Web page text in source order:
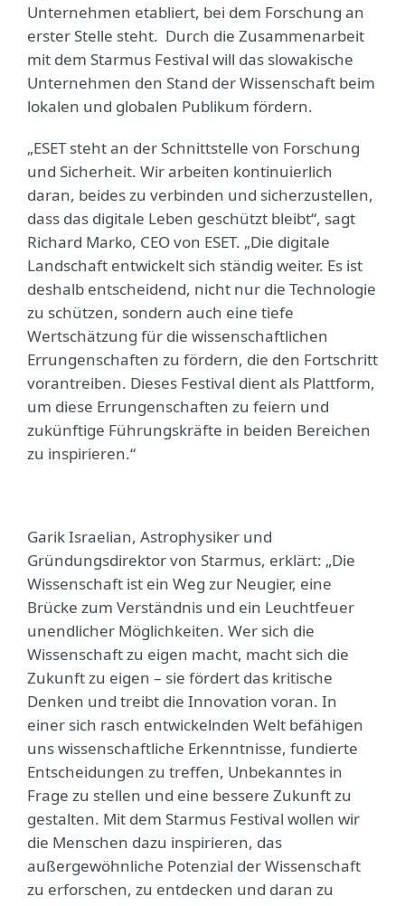
Unternehmen etabliert, bei dem Forschung an
erster Stelle steht. Durch die Zusammenarbeit
mit dem Starmus Festival will das slowakische
Unternehmen den Stand der Wissenschaft beim
lokalen und globalen Publikum fördern.
„ESET steht an der Schnittstelle von Forschung
und Sicherheit. Wir arbeiten kontinuierlich
daran, beides zu verbinden und sicherzustellen,
dass das digitale Leben geschützt bleibt“, sagt
Richard Marko, CEO von ESET. „Die digitale
Landschaft entwickelt sich ständig weiter. Es ist
deshalb entscheidend, nicht nur die Technologie
zu schützen, sondern auch eine tiefe
Wertschätzung für die wissenschaftlichen
Errungenschaften zu fördern, die den Fortschritt
vorantreiben. Dieses Festival dient als Plattform,
um diese Errungenschaften zu feiern und
zukünftige Führungskräfte in beiden Bereichen
zu inspirieren.“
Garik Israelian, Astrophysiker und
Gründungsdirektor von Starmus, erklärt: „Die
Wissenschaft ist ein Weg zur Neugier, eine
Brücke zum Verständnis und ein Leuchtfeuer
unendlicher Möglichkeiten. Wer sich die
Wissenschaft zu eigen macht, macht sich die
Zukunft zu eigen – sie fördert das kritische
Denken und treibt die Innovation voran. In
einer sich rasch entwickelnden Welt befähigen
uns wissenschaftliche Erkenntnisse, fundierte
Entscheidungen zu treffen, Unbekanntes in
Frage zu stellen und eine bessere Zukunft zu
gestalten. Mit dem Starmus Festival wollen wir
die Menschen dazu inspirieren, das
außergewöhnliche Potenzial der Wissenschaft
zu erforschen, zu entdecken und daran zu